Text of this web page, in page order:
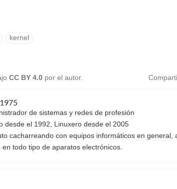
kernel
CC BY 4.0 por el autor.
de sistemas y redes de profesión
desde el 1992, Linuxero desde el 2005
cacharreando con equipos informáticos en general,
en todo tipo de aparatos electrónicos.